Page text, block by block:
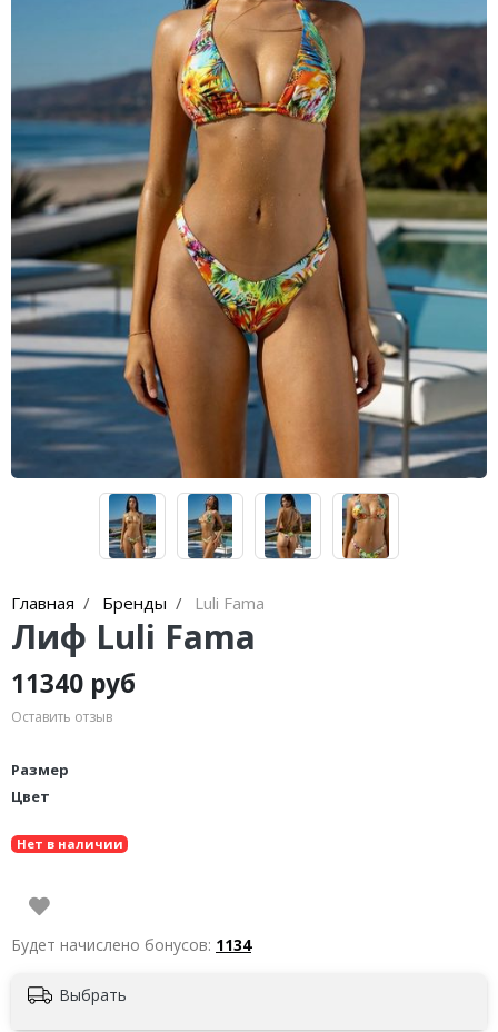
Главная Бренды Luli Fama
Лиф Luli Fama
11340 руб
Оставить отзыв
Размер
Цвет
Нет в наличии
Будет начислено бонусов: 1134
Выбрать
Купальники танкини
Купальники с плавками слипы
Купальники с плавками танга